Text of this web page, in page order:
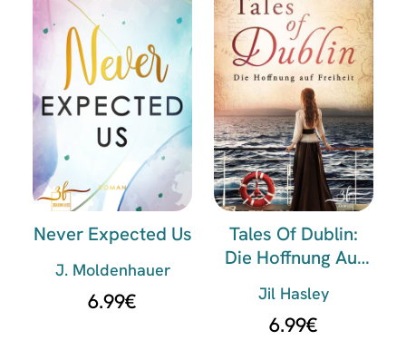
Never Expected Us
J. Moldenhauer
6.99€
Tales Of Dublin:
Die Hoffnung Auf
Jil Hasley
6.99€